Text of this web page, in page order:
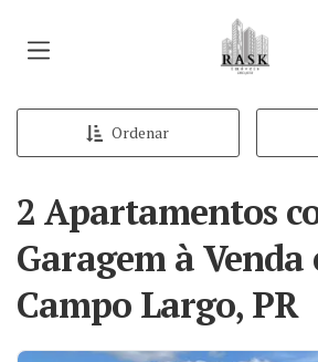
Página
Ordenar
2 Apartamentos
Garagem à Venda
Campo Largo, PR